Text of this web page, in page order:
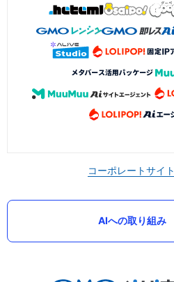
コーポレートサイト
AIへの取り組み